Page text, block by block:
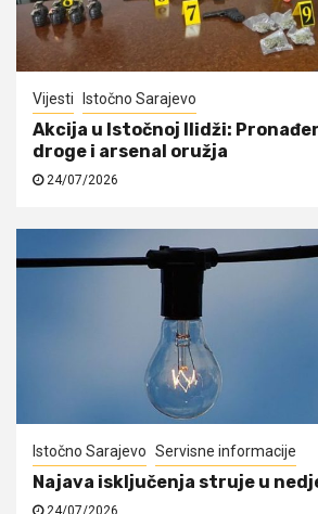
Vijesti Istočno Sarajevo
Akcija u Istočnoj Ilidži:
droge i arsenal oružja
24/07/2026
Istočno Sarajevo Servisne informacije
Najava isključenja struje u